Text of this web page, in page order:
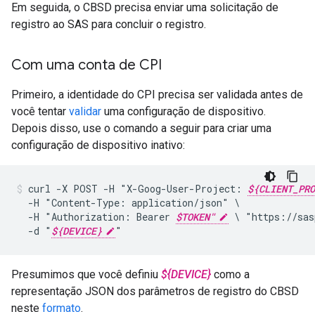
Em seguida, o CBSD precisa enviar uma solicitação de
registro ao SAS para concluir o registro.
Com uma conta de CPI
Primeiro, a identidade do CPI precisa ser validada antes de
você tentar validar uma configuração de dispositivo.
Depois disso, use o comando a seguir para criar uma
configuração de dispositivo inativo:
curl -X POST -H "X-Goog-User-Project:
-H "Content-Type: application/json"
-H "Authorization: Bearer $TOKEN" \ "https://
-d " ${DEVICE} "
Presumimos que você definiu ${DEVICE} como a
representação JSON dos parâmetros de registro do CBSD
neste formato.